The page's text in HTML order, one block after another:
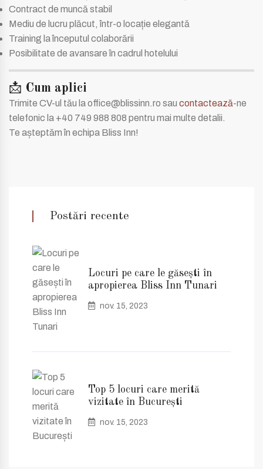
Contract de muncă stabil
Mediu de lucru plăcut, într-o locație elegantă
Training la începutul colaborării
Posibilitate de avansare în cadrul hotelului
📩 Cum aplici
Trimite CV-ul tău la office@blissinn.ro sau contactează-ne
telefonic la +40 749 988 808 pentru mai multe detalii.
Te așteptăm în echipa Bliss Inn!
Postări recente
Locuri pe care le găsești în
apropierea Bliss Inn Tunari
nov. 15, 2023
Top 5 locuri care merită
vizitate în București
nov. 15, 2023